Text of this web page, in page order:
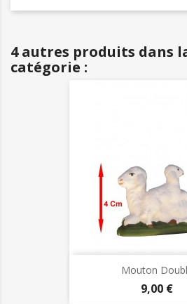
4 autres produits dans
catégorie :
Mouton
Prix
9,00 €